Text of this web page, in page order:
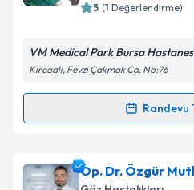
Kişisel verilerimin
'ni okudum ve
Takvim
5 (1 Değerlendirme)
VM Medical Park Bursa
Kırcaali, Fevzi Çakmak Cd. No:76
Randevu
Randevu Takvimi
Op. Dr. Burçin Kaya
takvimi talebi oluşturun.
Op. Dr. Özgür